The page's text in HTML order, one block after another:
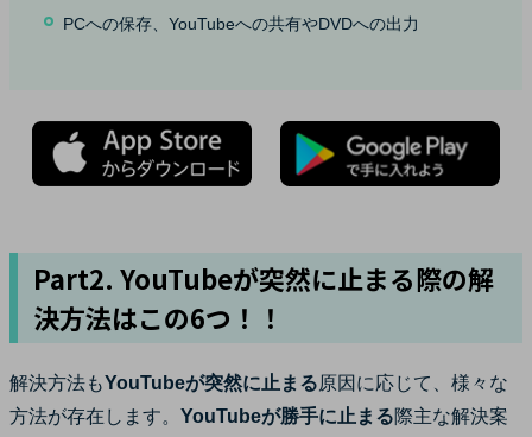
PCへの保存、YouTubeへの共有やDVDへの出力
Part2. YouTubeが突然に止まる際の解
決方法はこの6つ！！
解決方法もYouTubeが突然に止まる原因に応じて、様々な
方法が存在します。 YouTubeが勝手に止まる際主な解決案